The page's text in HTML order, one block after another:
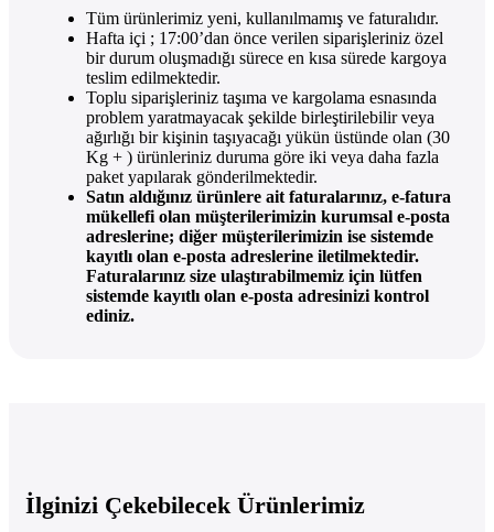
Tüm ürünlerimiz yeni, kullanılmamış ve faturalıdır.
Hafta içi ; 17:00’dan önce verilen siparişleriniz özel
bir durum oluşmadığı sürece en kısa sürede kargoya
teslim edilmektedir.
Toplu siparişleriniz taşıma ve kargolama esnasında
problem yaratmayacak şekilde birleştirilebilir veya
ağırlığı bir kişinin taşıyacağı yükün üstünde olan (30
Kg + ) ürünleriniz duruma göre iki veya daha fazla
paket yapılarak gönderilmektedir.
Satın aldığınız ürünlere ait faturalarınız, e-fatura
mükellefi olan müşterilerimizin kurumsal e-posta
adreslerine; diğer müşterilerimizin ise sistemde
kayıtlı olan e-posta adreslerine iletilmektedir.
Faturalarınız size ulaştırabilmemiz için lütfen
sistemde kayıtlı olan e-posta adresinizi kontrol
ediniz.
İlginizi Çekebilecek Ürünlerimiz